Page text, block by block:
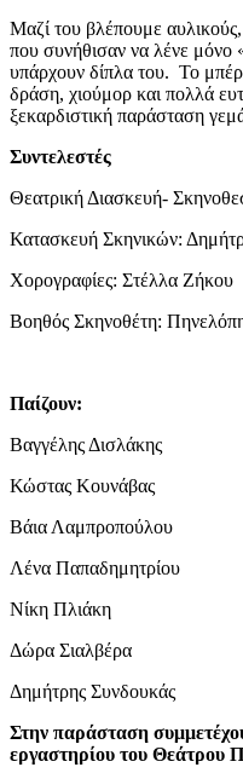
Μαζί του βλέπουμε
που συνήθισαν να λένε μόνο
υπάρχουν δίπλα του. Το
δράση, χιούμορ και πολλά
ξεκαρδιστική παράσταση
Συντελεστές
Θεατρική Διασκευή-
Κατασκευή Σκηνικών:
Χορογραφίες: Στέλλα Ζήκου
Βοηθός Σκηνοθέτη:
Παίζουν:
Βαγγέλης Δισλάκης
Κώστας Κουνάβας
Βάια Λαμπροπούλου
Λένα Παπαδημητρίου
Νίκη Πλιάκη
Δώρα Σιαλβέρα
Δημήτρης Συνδουκάς
Στην παράσταση
εργαστηρίου του